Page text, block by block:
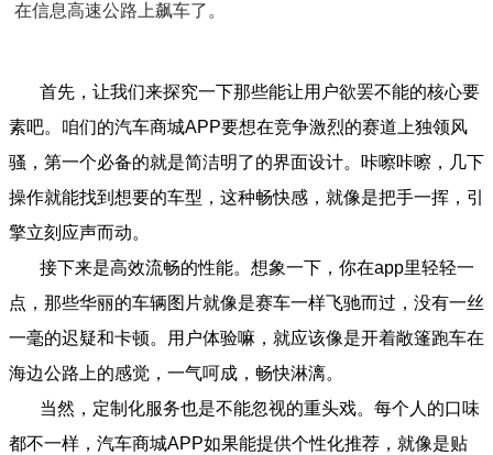
在信息高速公路上飙车了。
首先，让我们来探究一下那些能让用户欲罢不能的核心要
素吧。咱们的汽车商城APP要想在竞争激烈的赛道上独领风
骚，第一个必备的就是简洁明了的界面设计。咔嚓咔嚓，几下
操作就能找到想要的车型，这种畅快感，就像是把手一挥，引
擎立刻应声而动。
接下来是高效流畅的性能。想象一下，你在app里轻轻一
点，那些华丽的车辆图片就像是赛车一样飞驰而过，没有一丝
一毫的迟疑和卡顿。用户体验嘛，就应该像是开着敞篷跑车在
海边公路上的感觉，一气呵成，畅快淋漓。
当然，定制化服务也是不能忽视的重头戏。每个人的口味
都不一样，汽车商城APP如果能提供个性化推荐，就像是贴